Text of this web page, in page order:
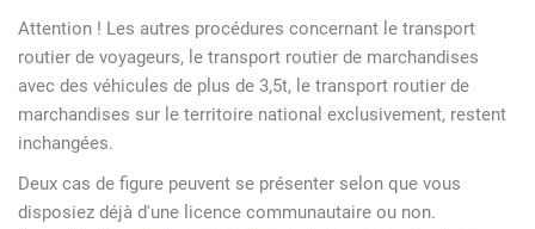
Attention ! Les autres procédures concernant le transport
routier de voyageurs, le transport routier de marchandises
avec des véhicules de plus de 3,5t, le transport routier de
marchandises sur le territoire national exclusivement, restent
inchangées.
Deux cas de figure peuvent se présenter selon que vous
disposiez déjà d'une licence communautaire ou non.